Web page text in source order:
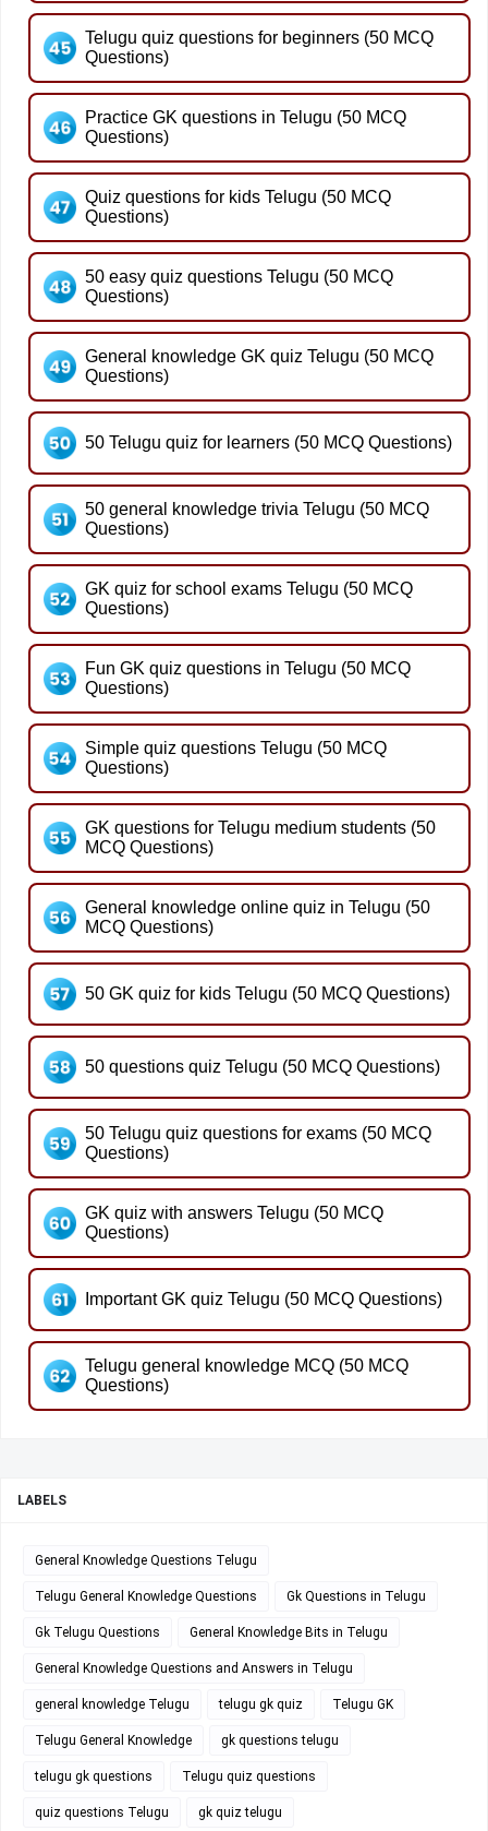
Telugu quiz questions for beginners (50 MCQ
Questions)
Practice GK questions in Telugu (50 MCQ
Questions)
Quiz questions for kids Telugu (50 MCQ
Questions)
50 easy quiz questions Telugu (50 MCQ
Questions)
General knowledge GK quiz Telugu (50 MCQ
Questions)
50 Telugu quiz for learners (50 MCQ Questions)
50 general knowledge trivia Telugu (50 MCQ
Questions)
GK quiz for school exams Telugu (50 MCQ
Questions)
Fun GK quiz questions in Telugu (50 MCQ
Questions)
Simple quiz questions Telugu (50 MCQ
Questions)
GK questions for Telugu medium students (50
MCQ Questions)
General knowledge online quiz in Telugu (50
MCQ Questions)
50 GK quiz for kids Telugu (50 MCQ Questions)
50 questions quiz Telugu (50 MCQ Questions)
50 Telugu quiz questions for exams (50 MCQ
Questions)
GK quiz with answers Telugu (50 MCQ
Questions)
Important GK quiz Telugu (50 MCQ Questions)
Telugu general knowledge MCQ (50 MCQ
Questions)
LABELS
General Knowledge Questions Telugu
Telugu General Knowledge Questions Gk Questions in Telugu
Gk Telugu Questions General Knowledge Bits in Telugu
General Knowledge Questions and Answers in Telugu
general knowledge Telugu telugu gk quiz Telugu GK
Telugu General Knowledge gk questions telugu
telugu gk questions Telugu quiz questions
quiz questions Telugu gk quiz telugu